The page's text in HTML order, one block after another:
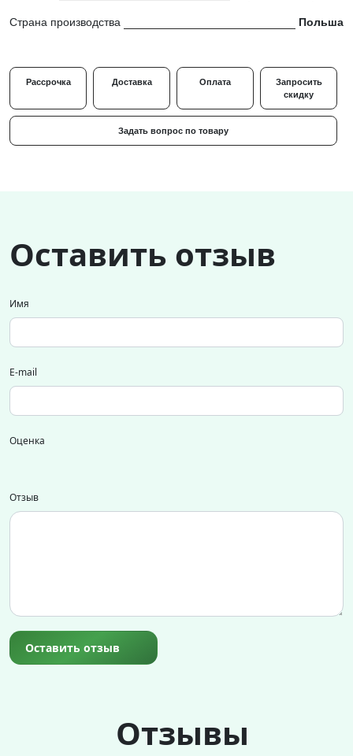
Страна производства Польша
Рассрочка Доставка Оплата
Запросить
скидку
Задать вопрос по товару
Оставить отзыв
Имя
E-mail
Оценка
Отзыв
Оставить отзыв
Отзывы